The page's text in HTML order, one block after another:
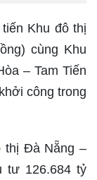
Khu đô thị
cùng Khu
– Tam Tiến
công trong
thị Đà Nẵng –
tư 126.684 tỷ